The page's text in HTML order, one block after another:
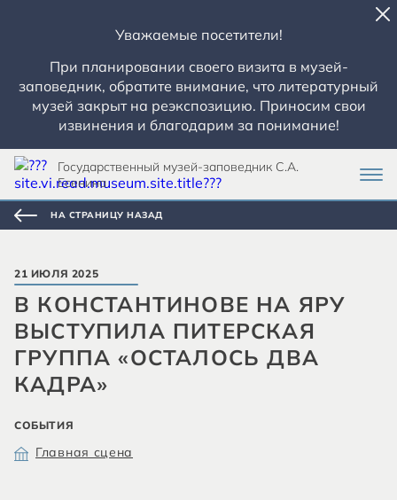
Уважаемые посетители!
При планировании своего визита в музей-
заповедник, обратите внимание, что литературный
музей закрыт на реэкспозицию. Приносим свои
извинения и благодарим за понимание!
Государственный музей-заповедник С.А.
Есенина
НА СТРАНИЦУ НАЗАД
21 ИЮЛЯ 2025
В КОНСТАНТИНОВЕ НА ЯРУ
ВЫСТУПИЛА ПИТЕРСКАЯ
ГРУППА «ОСТАЛОСЬ ДВА
КАДРА»
СОБЫТИЯ
Главная сцена